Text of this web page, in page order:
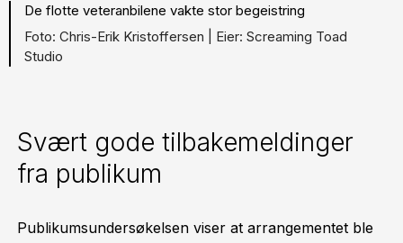
De flotte veteranbilene vakte stor begeistring
Chris-Erik Kristoffersen |
Screaming Toad
Studio
Svært gode tilbakemeldinger
fra publikum
Publikumsundersøkelsen viser at arrangementet ble